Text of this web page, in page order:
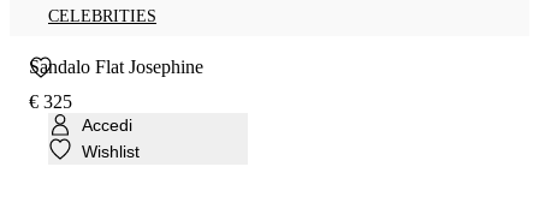
CELEBRITIES
Accedi
Wishlist
Sandalo Flat Josephine
€ 325